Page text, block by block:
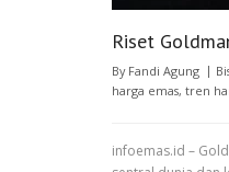
Riset
By Fandi Agung
harga emas, tren
infoemas.id –